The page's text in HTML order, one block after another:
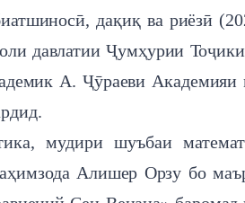
дақиқ ва риёзӣ
давлатии Ҷумҳурии
А. Ҷӯраеви
мудири шуъбаи
Алишер Орзу бо